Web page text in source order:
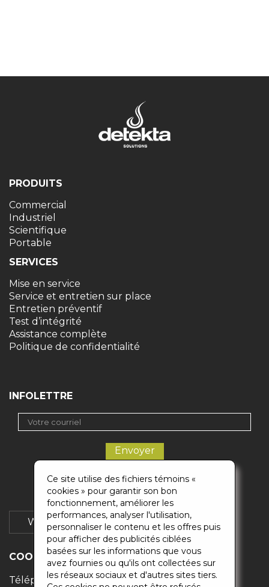
PRODUITS
Commercial
Industriel
Scientifique
Portable
SERVICES
Mise en service
Service et entretien sur place
Entretien préventif
Test d’intégrité
Assistance complète
Politique de confidentialité
INFOLETTRE
Wikigaz Soumission
COORDONNÉES
Téléphones :514-500-0883 / 418-871-6829
Ce site utilise des fichiers témoins «
cookies » pour garantir son bon
fonctionnement, améliorer les
performances, analyser l'utilisation,
personnaliser le contenu et les offres puis
pour afficher des publicités ciblées
basées sur les informations que vous
avez fournies ou qu'ils ont collectées sur
les réseaux sociaux et d'autres sites tiers.